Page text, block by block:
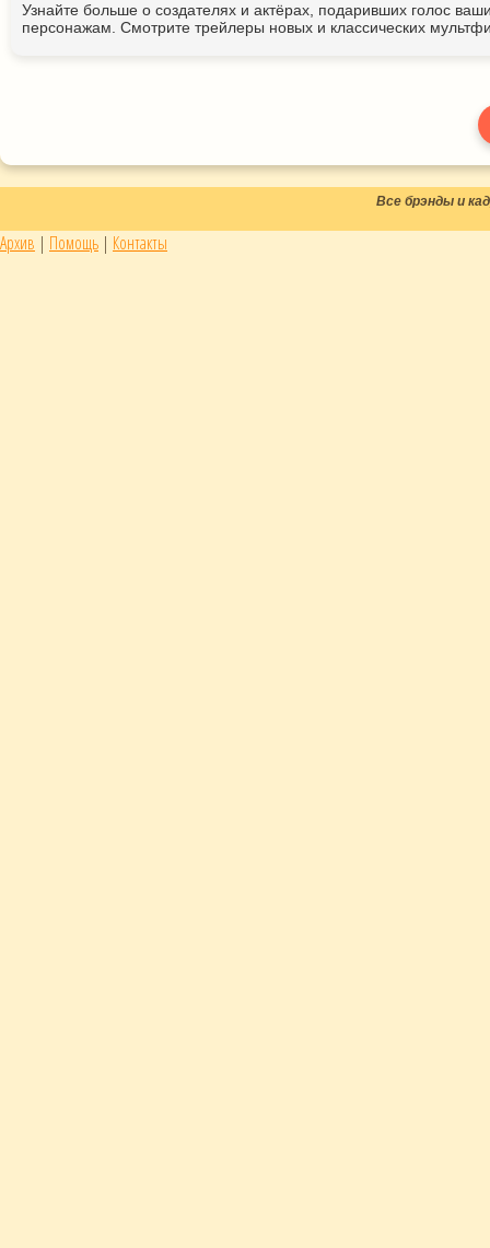
Узнайте больше о создателях и актёрах, подаривших голос
персонажам. Смотрите трейлеры новых и классических
Все брэнды и
Архив | Помощь | Контакты